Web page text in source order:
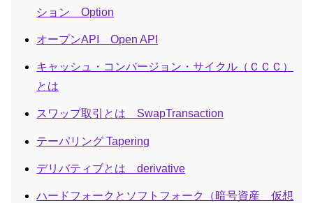
ション Option
オープンAPI Open API
キャッシュ・コンバージョン・サイクル（ＣＣＣ）
とは
スワップ取引とは SwapTransaction
テーパリング Tapering
デリバティブとは derivative
ハードフォークとソフトフォーク（暗号資産 仮想